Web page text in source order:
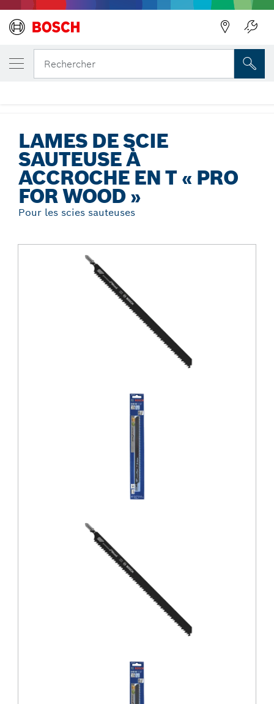
Rechercher
LAMES DE SCIE
SAUTEUSE À
ACCROCHE EN T « PRO
FOR WOOD »
Pour les scies sauteuses
VOTRE VARIANTE SÉLECTIONNÉE
Lames de scie sauteuse à accroche en T «
Wood »